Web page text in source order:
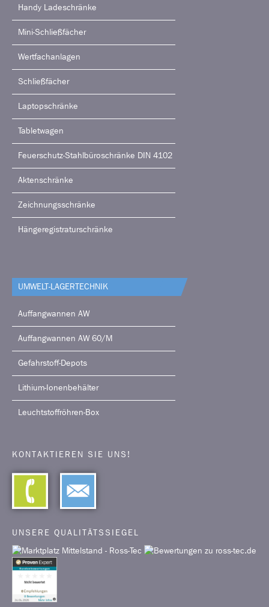
Handy Ladeschränke
Mini-Schließfächer
Wertfachanlagen
Schließfächer
Laptopschränke
Tabletwagen
Feuerschutz-Stahlbüroschränke DIN 4102
Aktenschränke
Zeichnungsschränke
Hängeregistraturschränke
UMWELT-LAGERTECHNIK
Auffangwannen AW
Auffangwannen AW 60/M
Gefahrstoff-Depots
Lithium-Ionenbehälter
Leuchtstoffröhren-Box
KONTAKTIEREN SIE UNS!
UNSERE QUALITÄTSSIEGEL